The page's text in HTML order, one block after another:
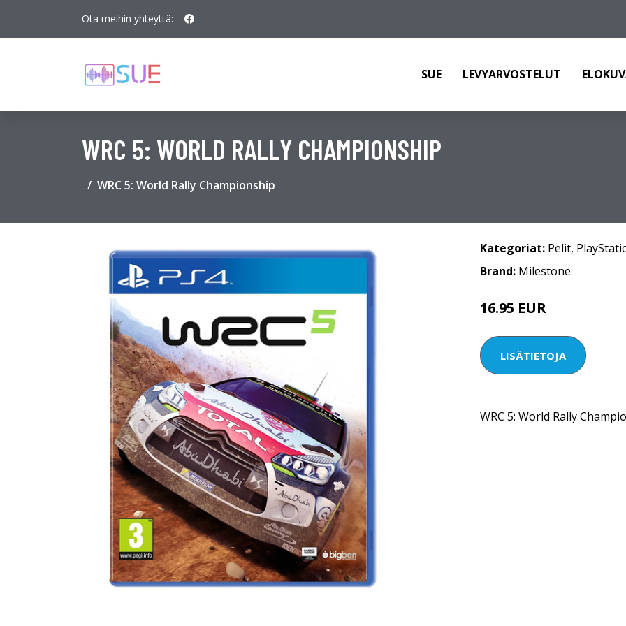
Ota meihin yhteyttä:
SUE LEVYARVOSTELUT
WRC 5: WORLD RALLY CHAMPIONSHIP
WRC 5: World Rally Championship
Kategoriat: Pelit,
Brand: Milestone
16.95 EUR
LISÄTIETOJA
WRC 5: World Rally